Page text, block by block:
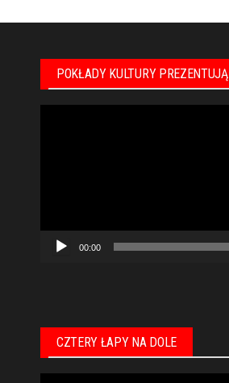
POKŁADY KULTURY PREZENTUJĄ
00:00
CZTERY ŁAPY NA DOLE